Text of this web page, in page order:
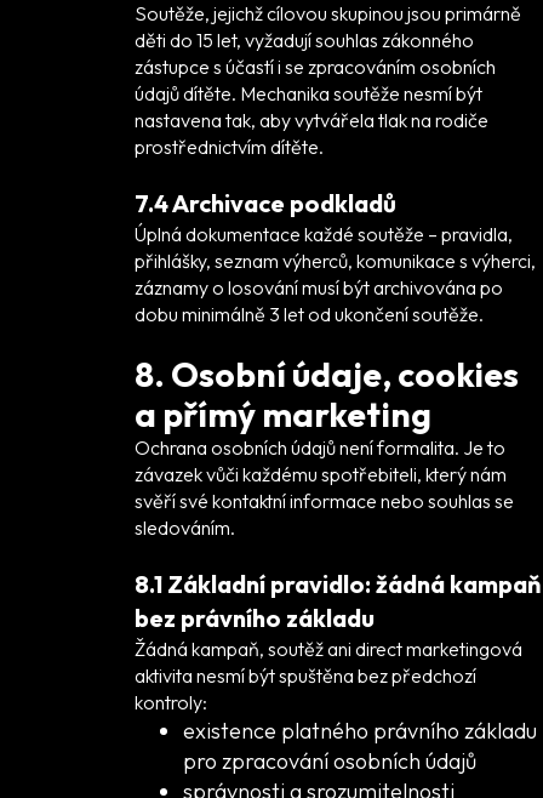
Soutěže, jejichž cílovou skupinou jsou primárně
děti do 15 let, vyžadují souhlas zákonného
zástupce s účastí i se zpracováním osobních
údajů dítěte. Mechanika soutěže nesmí být
nastavena tak, aby vytvářela tlak na rodiče
prostřednictvím dítěte.
7.4 Archivace podkladů
Úplná dokumentace každé soutěže – pravidla,
přihlášky, seznam výherců, komunikace s výherci,
záznamy o losování musí být archivována po
dobu minimálně 3 let od ukončení soutěže.
8. Osobní údaje, cookies
a přímý marketing
Ochrana osobních údajů není formalita. Je to
závazek vůči každému spotřebiteli, který nám
svěří své kontaktní informace nebo souhlas se
sledováním.
8.1 Základní pravidlo: žádná kampaň
bez právního základu
Žádná kampaň, soutěž ani direct marketingová
aktivita nesmí být spuštěna bez předchozí
kontroly:
existence platného právního základu
pro zpracování osobních údajů
správnosti a srozumitelnosti